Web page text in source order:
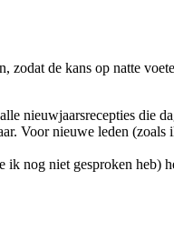
zodat de kans op natte
nieuwjaarsrecepties die
Voor nieuwe leden
ik nog niet gesproken heb)